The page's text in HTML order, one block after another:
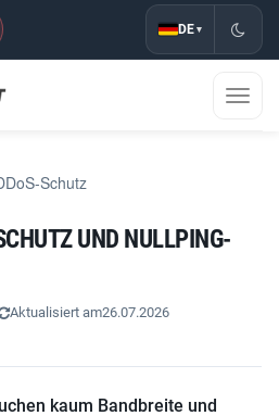
DE ▾
Schutz
UND NULLPING-
Aktualisiert am26.07.2026
kaum Bandbreite und